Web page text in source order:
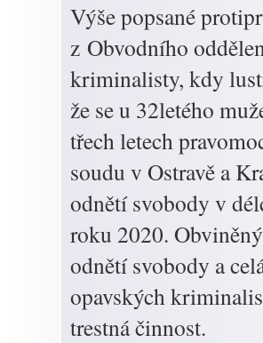
Výše popsané
z Obvodního
kriminalisty, kdy
že se u 32letého
třech letech
soudu v Ostravě a
odnětí svobody v
roku 2020.
odnětí svobody a
opavských
trestná činnost.